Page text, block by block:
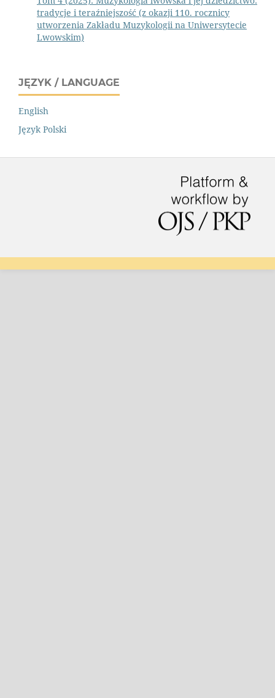
tradycje i teraźniejszość (z okazji 110. rocznicy
utworzenia Zakładu Muzykologii na Uniwersytecie
Lwowskim)
JĘZYK / LANGUAGE
English
Język Polski